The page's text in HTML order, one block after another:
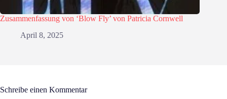
Zusammenfassung von ‘Blow Fly’ von Patricia Cornwell
April 8, 2025
Schreibe einen Kommentar